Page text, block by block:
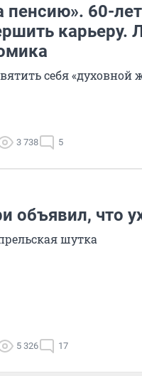
пенсию». 60-
карьеру.
себя «духовной
3 738 5
объявил, что
шутка
5 326 17